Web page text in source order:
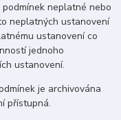
neplatné nebo
neplatných ustanovení
ustanovení co
jednoho
ustanovení.
je archivována
přístupná.